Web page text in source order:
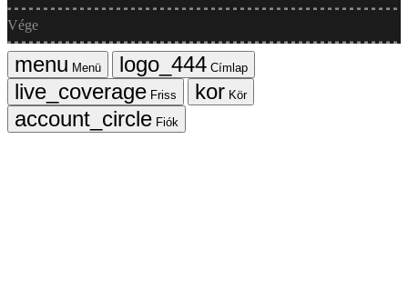
Vége
Menü
Címlap
Friss
Kör
Fiók